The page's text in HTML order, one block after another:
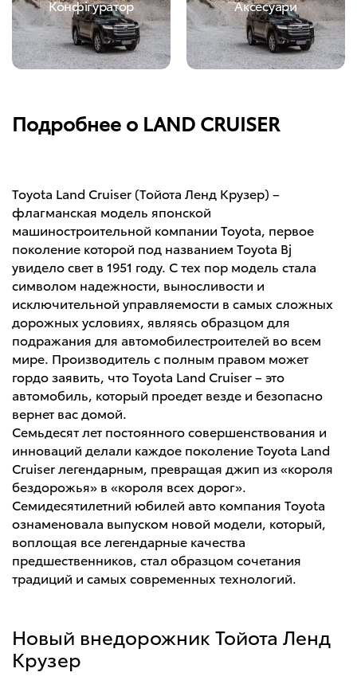
Конфігуратор Аксесуари
Подробнее о LAND CRUISER
Toyota Land Cruiser (Тойота Ленд Крузер) –
флагманская модель японской
машиностроительной компании Toyota, первое
поколение которой под названием Toyota Bj
увидело свет в 1951 году. С тех пор модель стала
символом надежности, выносливости и
исключительной управляемости в самых сложных
дорожных условиях, являясь образцом для
подражания для автомобилестроителей во всем
мире. Производитель с полным правом может
гордо заявить, что Toyota Land Cruiser – это
автомобиль, который проедет везде и безопасно
вернет вас домой.
Семьдесят лет постоянного совершенствования и
инноваций делали каждое поколение Toyota Land
Cruiser легендарным, превращая джип из «короля
бездорожья» в «короля всех дорог».
Семидесятилетний юбилей авто компания Toyota
ознаменовала выпуском новой модели, который,
воплощая все легендарные качества
предшественников, стал образцом сочетания
традиций и самых современных технологий.
Новый внедорожник Тойота Ленд
Крузер